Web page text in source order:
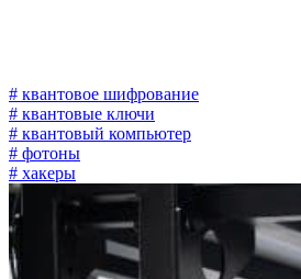
# квантовое шифрование
# квантовые ключи
# квантовый компьютер
# фотоны
# хакеры